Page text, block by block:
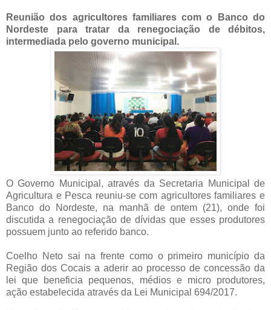
Reunião dos agricultores familiares com o Banco do
Nordeste para tratar da renegociação de débitos,
intermediada pelo governo municipal.
O Governo Municipal, através da Secretaria Municipal de
Agricultura e Pesca reuniu-se com agricultores familiares e
Banco do Nordeste, na manhã de ontem (21), onde foi
discutida a renegociação de dívidas que esses produtores
possuem junto ao referido banco.
Coelho Neto sai na frente como o primeiro município da
Região dos Cocais a aderir ao processo de concessão da
lei que beneficia pequenos, médios e micro produtores,
ação estabelecida através da Lei Municipal 694/2017.